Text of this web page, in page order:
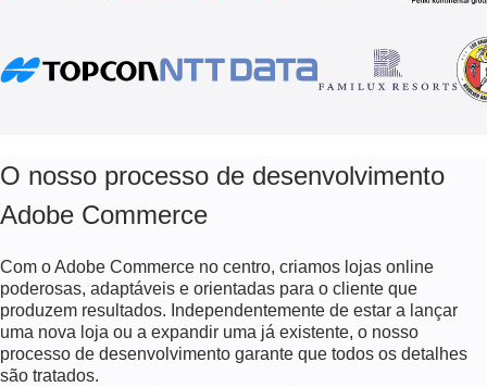
O nosso processo de desenvolvimento
Adobe Commerce
Com o Adobe Commerce no centro, criamos lojas online
poderosas, adaptáveis e orientadas para o cliente que
produzem resultados. Independentemente de estar a lançar
uma nova loja ou a expandir uma já existente, o nosso
processo de desenvolvimento garante que todos os detalhes
são tratados.